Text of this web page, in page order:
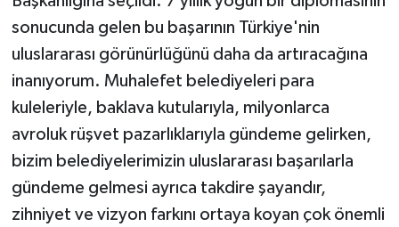
sonucunda gelen bu başarının Türkiye'nin
uluslararası görünürlüğünü daha da artıracağına
inanıyorum. Muhalefet belediyeleri para
kuleleriyle, baklava kutularıyla, milyonlarca
avroluk rüşvet pazarlıklarıyla gündeme gelirken,
bizim belediyelerimizin uluslararası başarılarla
gündeme gelmesi ayrıca takdire şayandır,
zihniyet ve vizyon farkını ortaya koyan çok önemli